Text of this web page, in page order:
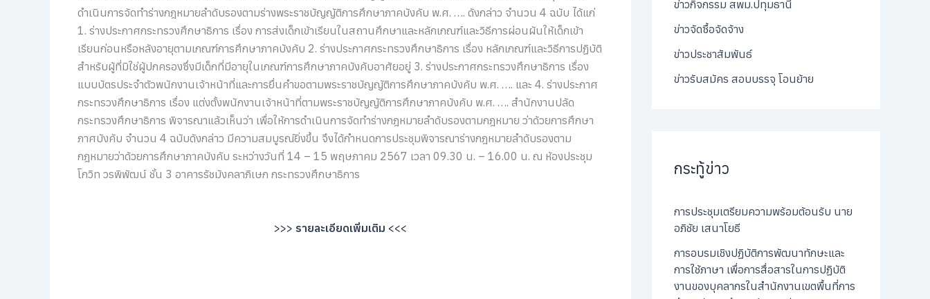
ดำเนินการจัดทำร่างกฎหมายลำดับรองตามร่างพระราชบัญญัติการศึกษาภาคบังคับ พ.ศ. …. ดังกล่าว จำนวน 4 ฉบับ ได้แก่
1. ร่างประกาศกระทรวงศึกษาธิการ เรื่อง การส่งเด็กเข้าเรียนในสถานศึกษาและหลักเกณฑ์และวิธีการผ่อนผันให้เด็กเข้า
เรียนก่อนหรือหลังอายุตามเกณฑ์การศึกษาภาคบังคับ 2. ร่างประกาศกระทรวงศึกษาธิการ เรื่อง หลักเกณฑ์และวิธีการปฏิบัติ
สำหรับผู้ที่มิใช่ผู้ปกครองซึ่งมีเด็กที่มีอายุในเกณฑ์การศึกษาภาคบังคับอาศัยอยู่ 3. ร่างประกาศกระทรวงศึกษาธิการ เรื่อง
แบบบัตรประจำตัวพนักงานเจ้าหน้าที่และการยื่นคำขอตามพระราชบัญญัติการศึกษาภาคบังคับ พ.ศ. …. และ 4. ร่างประกาศ
กระทรวงศึกษาธิการ เรื่อง แต่งตั้งพนักงานเจ้าหน้าที่ตามพระราชบัญญัติการศึกษาภาคบังคับ พ.ศ. …. สำนักงานปลัด
กระทรวงศึกษาธิการ พิจารณาแล้วเห็นว่า เพื่อให้การดำเนินการจัดทำร่างกฎหมายลำดับรองตามกฎหมาย ว่าด้วยการศึกษา
ภาศบังคับ จำนวน 4 ฉบับดังกล่าว มีความสมบูรณ์ยิ่งขึ้น จึงได้กำหนดการประชุมพิจารณาร่างกฎหมายลำดับรองตาม
กฎหมายว่าด้วยการศึกษาภาคบังคับ ระหว่างวันที่ 14 – 15 พฤษภาคม 2567 เวลา 09.30 น. – 16.00 น. ณ ห้องประชุม
โกวิท วรพิพัฒน์ ชั้น 3 อาคารรัชมังคลาภิเษก กระทรวงศึกษาธิการ
>>> รายละเอียดเพิ่มเติม <<<
ข่าวกิจกรรม สพม.ปทุมธานี
ข่าวจัดซื้อจัดจ้าง
ข่าวประชาสัมพันธ์
ข่าวรับสมัคร สอบบรรจุ โอนย้าย
กระทู้ข่าว
การประชุมเตรียมความพร้อมต้อนรับ นาย
อภิชัย เสนาโยธี
การอบรมเชิงปฏิบัติการพัฒนาทักษะและ
การใช้ภาษา เพื่อการสื่อสารในการปฏิบัติ
งานของบุคลากรในสำนักงานเขตพื้นที่การ